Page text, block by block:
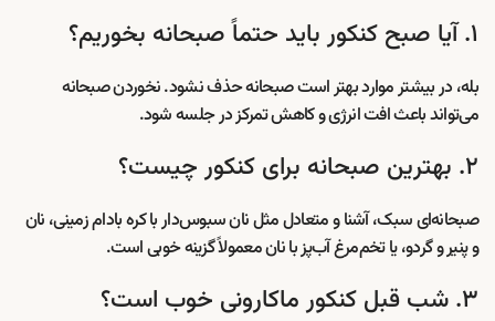
۱. آیا صبح کنکور باید حتماً صبحانه بخوریم؟
بله، در بیشتر موارد بهتر است صبحانه حذف نشود. نخوردن صبحانه
می‌تواند باعث افت انرژی و کاهش تمرکز در جلسه شود.
۲. بهترین صبحانه برای کنکور چیست؟
صبحانه‌ای سبک، آشنا و متعادل مثل نان سبوس‌دار با کره بادام زمینی، نان
و پنیر و گردو، یا تخم‌مرغ آب‌پز با نان معمولاً گزینه خوبی است.
۳. شب قبل کنکور ماکارونی خوب است؟